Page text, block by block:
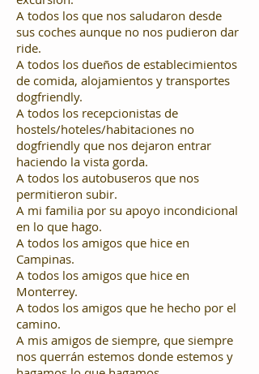
A todos los que nos saludaron desde
sus coches aunque no nos pudieron dar
ride.
A todos los dueños de establecimientos
de comida, alojamientos y transportes
dogfriendly.
A todos los recepcionistas de
hostels/hoteles/habitaciones no
dogfriendly que nos dejaron entrar
haciendo la vista gorda.
A todos los autobuseros que nos
permitieron subir.
A mi familia por su apoyo incondicional
en lo que hago.
A todos los amigos que hice en
Campinas.
A todos los amigos que hice en
Monterrey.
A todos los amigos que he hecho por el
camino.
A mis amigos de siempre, que siempre
nos querrán estemos donde estemos y